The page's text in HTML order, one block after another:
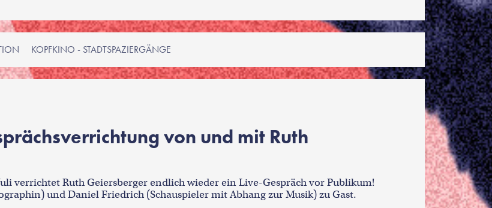
KOPFKINO - STADTSPAZIERGÄNGE
von und mit Ruth
verrichtet Ruth Geiersberger endlich wieder ein Live-Gespräch vor Publikum!
und Daniel Friedrich (Schauspieler mit Abhang zur Musik) zu Gast.